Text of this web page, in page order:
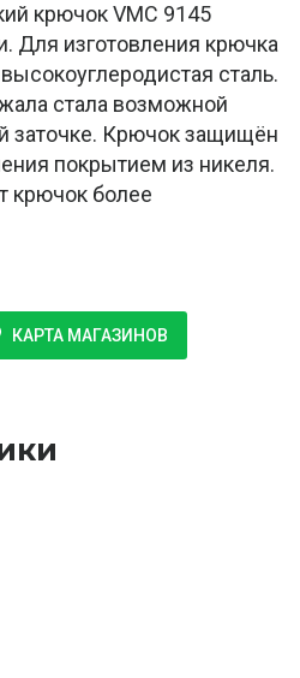
крючок VMC 9145
Для изготовления крючка
сталь.
стала возможной
заточке. Крючок защищён
покрытием из никеля.
крючок более
КАРТА МАГАЗИНОВ